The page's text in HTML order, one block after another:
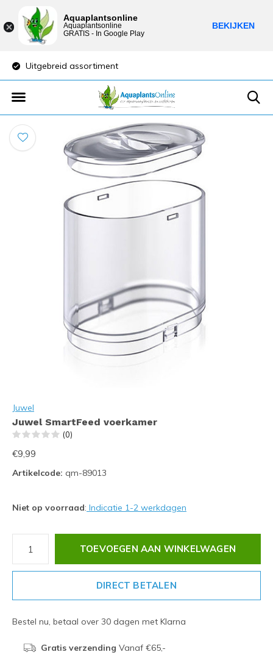
Uitgebreid assortiment
Juwel
Juwel SmartFeed voerkamer
(0)
€9,99
Artikelcode: qm-89013
Niet op voorraad: Indicatie 1-2 werkdagen
TOEVOEGEN AAN WINKELWAGEN
DIRECT BETALEN
Bestel nu, betaal over 30 dagen met Klarna
Gratis verzending Vanaf €65,-
Aquaplantsonline
Aquaplantsonline
GRATIS - In Google Play
BEKIJKEN